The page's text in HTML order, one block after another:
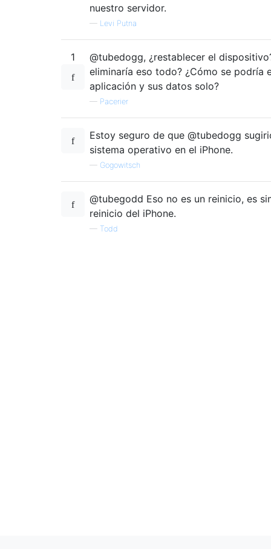
nuestro servidor.
— Levi Putna
1
@tubedogg, ¿restablecer el
eliminaría eso todo? ¿Cómo se podría
aplicación y sus datos solo?
— Pacerier
Estoy seguro de que @tubedogg
sistema operativo en el iPhone.
— Gogowitsch
@tubegodd Eso no es un reinicio, es
reinicio del iPhone.
— Todd